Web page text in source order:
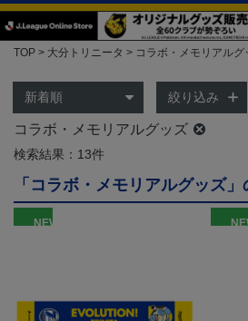
TOP 大分トリニータ コラボ・メモリアル
絞り込み
コラボ・メモリアルグッズ
検索結果：13件
「コラボ・メモリアルグッズ
NEW